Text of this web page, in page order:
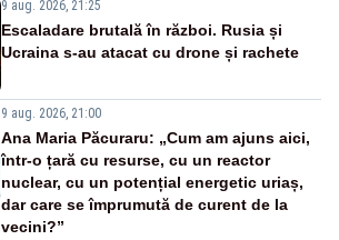
9 aug. 2026, 21:25
Escaladare brutală în război. Rusia și
Ucraina s-au atacat cu drone și rachete
9 aug. 2026, 21:00
Ana Maria Păcuraru: „Cum am ajuns aici,
într-o țară cu resurse, cu un reactor
nuclear, cu un potențial energetic uriaș,
dar care se împrumută de curent de la
vecini?”